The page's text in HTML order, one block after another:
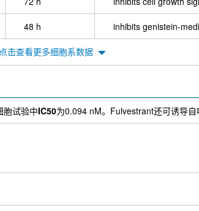
48 h inhibits genistein-
点击查看更多细胞系数据
胞试验中IC50为0.094 nM。Fulvestrant还可诱导自